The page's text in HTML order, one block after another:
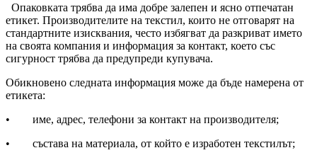
Опаковката трябва да има добре залепен и ясно отпечатан
етикет. Производителите на текстил, които не отговарят на
стандартните изисквания, често избягват да разкриват името
на своята компания и информация за контакт, което със
сигурност трябва да предупреди купувача.
Обикновено следната информация може да бъде намерена от
етикета:
• име, адрес, телефони за контакт на производителя;
• състава на материала, от който е изработен текстилът;